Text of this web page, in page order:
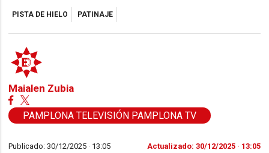
PISTA DE HIELO PATINAJE
Maialen Zubia
PAMPLONA TELEVISIÓN PAMPLONA TV
Publicado: 30/12/2025 · 13:05 Actualizado: 30/12/2025 · 13:05